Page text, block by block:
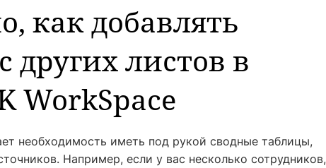
как добавлять
листов в
WorkSpace
необходимость иметь под рукой сводные таблицы,
Например, если у вас несколько сотрудников,